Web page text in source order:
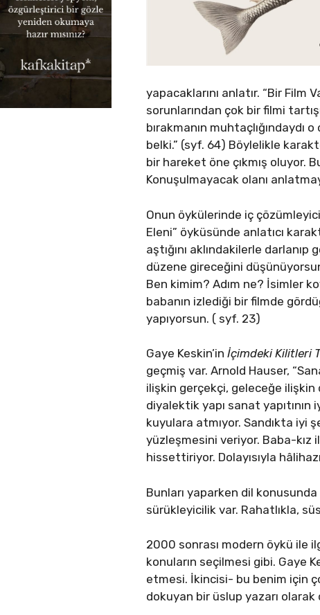
yapacaklarını anlatır. “Bir Film
sorunlarından çok bir filmi
bırakmanın
belki.” (syf. 64) Böylelikle
bir hareket öne çıkmış oluyor.
Konuşulmayacak olanı
Onun öykülerinde iç
Eleni” öyküsünde anlatıcı
aştığını aklındakilerle
düzene gireceğini
Ben kimim? Adım ne? İsimler
babanın izlediği bir filmde
yapıyorsun. ( syf. 23)
Gaye Keskin’inİçimdeki Kilitleri
geçmiş var. Arnold Hauser,
ilişkin gerçekçi, geleceğe ilişkin
diyalektik yapı sanat
kuyulara atmıyor. Sandıkta iyi
yüzleşmesini veriyor. Baba-kız
hissettiriyor. Dolayısıyla
Bunları yaparken dil
sürükleyicilik var. Rahatlıkla,
2000 sonrası modern öykü ile
konuların seçilmesi gibi. Gaye
etmesi. İkincisi- bu benim için
dokuyan bir üslup yazarı